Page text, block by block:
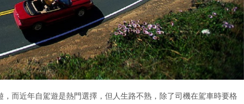
而近年自駕遊是熱門選擇，但人生路不熟，除了司機在駕車時要格